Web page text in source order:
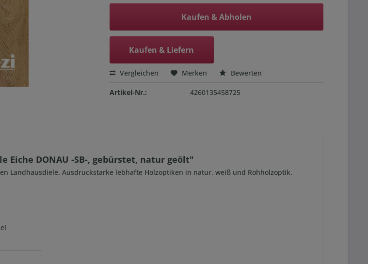
Kaufen & Abholen
Kaufen & Liefern
Vergleichen Merken Bewerten
Artikel-Nr.: 4260135458725
DONAU -SB-, gebürstet, natur geölt"
Landhausdiele. Ausdruckstarke lebhafte Holzoptiken in natur, weiß und Rohholzoptik.